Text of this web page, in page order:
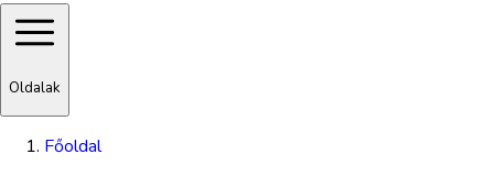
Oldalak
Főoldal